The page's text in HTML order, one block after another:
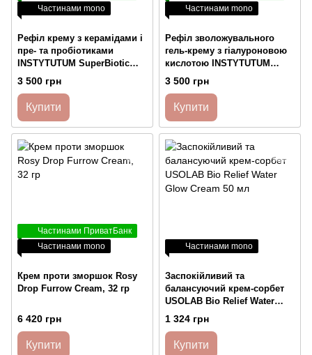
Частинами mono
Рефіл крему з керамідами і
пре- та пробіотиками
INSTYTUTUM SuperBiotic
Regenerating Cream, 50мл
3 500 грн
Купити
Частинами mono
Рефіл зволожувального
гель-крему з гіалуроновою
кислотою INSTYTUTUM
HydraFusion Hydrating Gel
3 500 грн
Купити
Частинами ПриватБанк
Частинами mono
Крем проти зморшок Rosy
Drop Furrow Cream, 32 гр
6 420 грн
Купити
Частинами mono
Заспокійливий та
балансуючий крем-сорбет
USOLAB Bio Relief Water
Glow Cream 50 мл
1 324 грн
Купити